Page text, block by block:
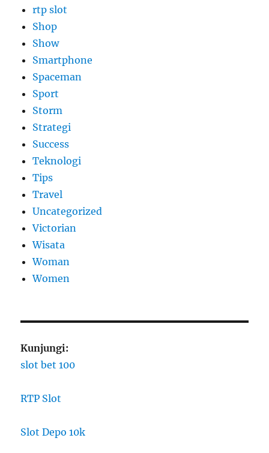
rtp slot
Shop
Show
Smartphone
Spaceman
Sport
Storm
Strategi
Success
Teknologi
Tips
Travel
Uncategorized
Victorian
Wisata
Woman
Women
Kunjungi:
slot bet 100
RTP Slot
Slot Depo 10k